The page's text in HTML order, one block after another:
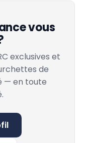
vous
exclusives et
de
— en toute